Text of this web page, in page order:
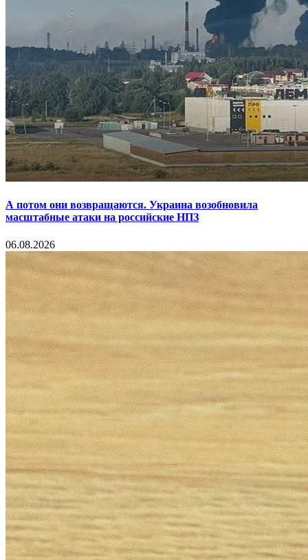
А потом они возвращаются. Украина возобновила
масштабные атаки на российские НПЗ
06.08.2026